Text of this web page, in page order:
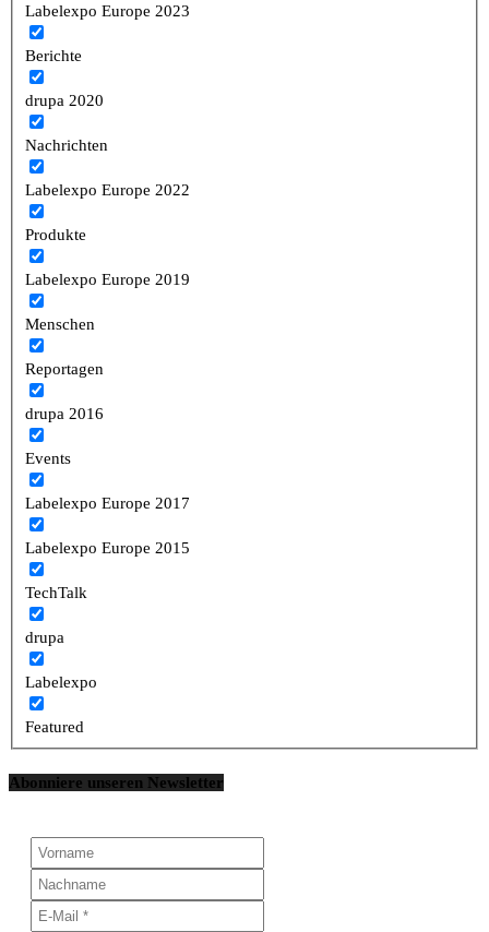
Labelexpo Europe 2023
Berichte
drupa 2020
Nachrichten
Labelexpo Europe 2022
Produkte
Labelexpo Europe 2019
Menschen
Reportagen
drupa 2016
Events
Labelexpo Europe 2017
Labelexpo Europe 2015
TechTalk
drupa
Labelexpo
Featured
Abonniere unseren Newsletter